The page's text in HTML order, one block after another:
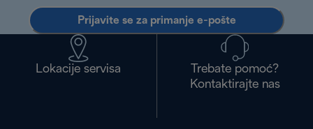
Prijavite se za primanje e-pošte
Lokacije servisa
Trebate pomoć?
Kontaktirajte nas